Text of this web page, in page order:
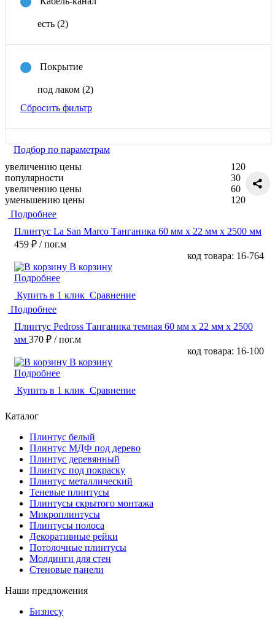
есть (2)
Покрытие
под лаком (2)
Сбросить фильтр
Подбор по параметрам
увеличению цены
популярности
увеличению цены
уменьшению цены
120
30
60
120
Подробнее
Плинтус La San Marco Танганика 60 мм х 22 мм х 2500 мм
459 ₽ / пог.м
код товара: 16-764
В корзину
Подробнее
Купить в 1 клик Сравнение
Подробнее
Плинтус Pedross Танганика темная 60 мм х 22 мм х 2500
мм 370 ₽ / пог.м
код товара: 16-100
В корзину
Подробнее
Купить в 1 клик Сравнение
Каталог
Плинтус белый
Плинтус МДФ под дерево
Плинтус деревянный
Плинтус под покраску
Плинтус металлический
Теневые плинтусы
Плинтусы скрытого монтажа
Микроплинтусы
Плинтусы полоса
Декоративные рейки
Потолочные плинтусы
Молдинги для стен
Стеновые панели
Наши предложения
Бизнесу